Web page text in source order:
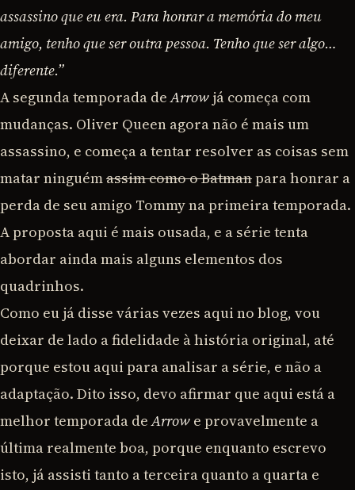
assassino que eu era. Para honrar a memória do meu
amigo, tenho que ser outra pessoa. Tenho que ser algo…
diferente.”
A segunda temporada deArrow já começa com
mudanças. Oliver Queen agora não é mais um
assassino, e começa a tentar resolver as coisas sem
matar ninguémassim como o Batman para honrar a
perda de seu amigo Tommy na primeira temporada.
A proposta aqui é mais ousada, e a série tenta
abordar ainda mais alguns elementos dos
quadrinhos.
Como eu já disse várias vezes aqui no blog, vou
deixar de lado a fidelidade à história original, até
porque estou aqui para analisar a série, e não a
adaptação. Dito isso, devo afirmar que aqui está a
melhor temporada deArrow e provavelmente a
última realmente boa, porque enquanto escrevo
isto, já assisti tanto a terceira quanto a quarta e